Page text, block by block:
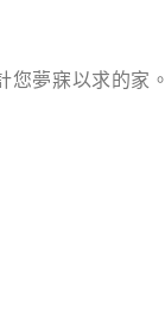
您夢寐以求的家。